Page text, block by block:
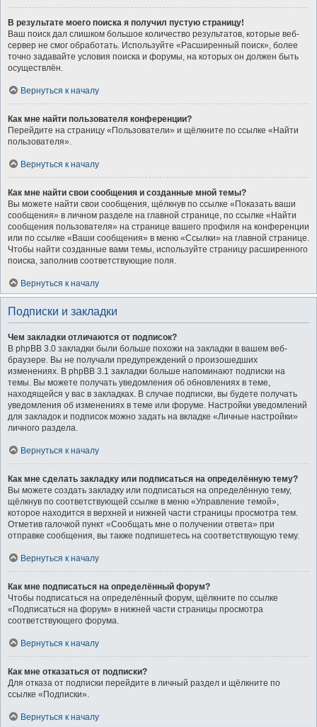
В результате моего поиска я получил пустую страницу!
Ваш поиск дал слишком большое количество результатов, которые веб-
сервер не смог обработать. Используйте «Расширенный поиск», более
точно задавайте условия поиска и форумы, на которых он должен быть
осуществлён.
Вернуться к началу
Как мне найти пользователя конференции?
Перейдите на страницу «Пользователи» и щёлкните по ссылке «Найти
пользователя».
Вернуться к началу
Как мне найти свои сообщения и созданные мной темы?
Вы можете найти свои сообщения, щёлкнув по ссылке «Показать ваши
сообщения» в личном разделе на главной странице, по ссылке «Найти
сообщения пользователя» на странице вашего профиля на конференции
или по ссылке «Ваши сообщения» в меню «Ссылки» на главной странице.
Чтобы найти созданные вами темы, используйте страницу расширенного
поиска, заполнив соответствующие поля.
Вернуться к началу
Подписки и закладки
Чем закладки отличаются от подписок?
В phpBB 3.0 закладки были больше похожи на закладки в вашем веб-
браузере. Вы не получали предупреждений о произошедших
изменениях. В phpBB 3.1 закладки больше напоминают подписки на
темы. Вы можете получать уведомления об обновлениях в теме,
находящейся у вас в закладках. В случае подписки, вы будете получать
уведомления об изменениях в теме или форуме. Настройки уведомлений
для закладок и подписок можно задать на вкладке «Личные настройки»
личного раздела.
Вернуться к началу
Как мне сделать закладку или подписаться на определённую тему?
Вы можете создать закладку или подписаться на определённую тему,
щёлкнув по соответствующей ссылке в меню «Управление темой»,
которое находится в верхней и нижней части страницы просмотра тем.
Отметив галочкой пункт «Сообщать мне о получении ответа» при
отправке сообщения, вы также подпишетесь на соответствующую тему.
Вернуться к началу
Как мне подписаться на определённый форум?
Чтобы подписаться на определённый форум, щёлкните по ссылке
«Подписаться на форум» в нижней части страницы просмотра
соответствующего форума.
Вернуться к началу
Как мне отказаться от подписки?
Для отказа от подписки перейдите в личный раздел и щёлкните по
ссылке «Подписки».
Вернуться к началу